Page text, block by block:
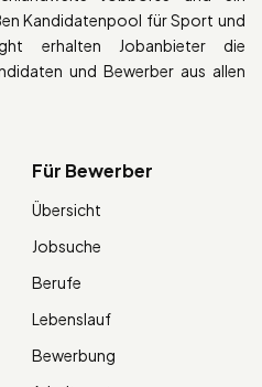
Kandidatenpool für Sport und
erhalten Jobanbieter die
und Bewerber aus allen
Für Bewerber
Übersicht
Jobsuche
Berufe
Lebenslauf
Bewerbung